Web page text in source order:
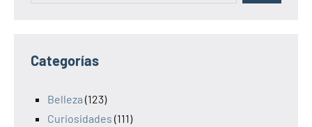
Categorías
Belleza (123)
Curiosidades (111)